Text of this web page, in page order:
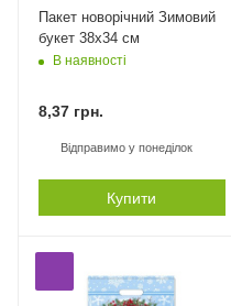
Пакет новорічний Зимовий
букет 38х34 см
В наявності
8,37 грн.
Відправимо у понеділок
Купити